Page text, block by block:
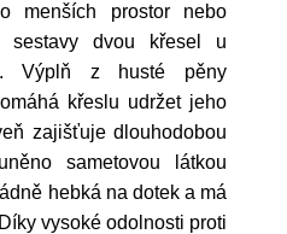
menších prostor nebo
sestavy dvou křesel u
Výplň z husté pěny
křeslu udržet jeho
zajišťuje dlouhodobou
sametovou látkou
hebká na dotek a má
vysoké odolnosti proti